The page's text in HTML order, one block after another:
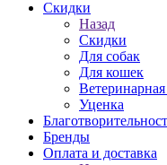
Скидки
Назад
Скидки
Для собак
Для кошек
Ветеринарная
Уценка
Бренды
Оплата и доставка